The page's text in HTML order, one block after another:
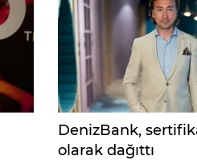
DenizBank,
olarak dağıttı